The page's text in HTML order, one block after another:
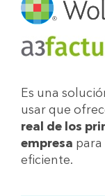
Es una
usar que
real de los
empresa para
eficiente.